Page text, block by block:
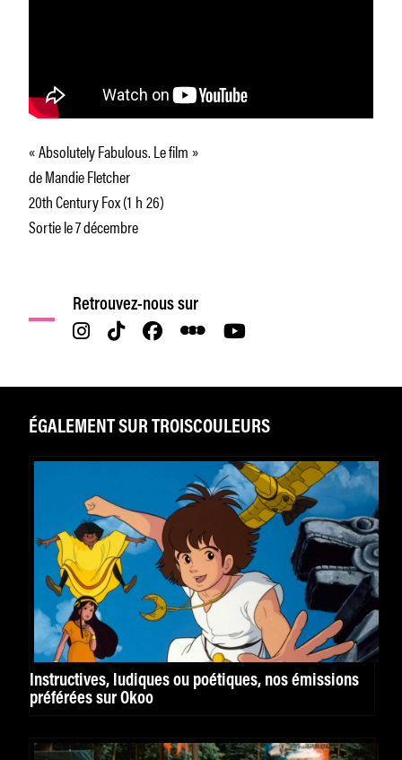
« Absolutely Fabulous. Le film »
de Mandie Fletcher
20th Century Fox (1 h 26)
Sortie le 7 décembre
Retrouvez-nous sur
ÉGALEMENT SUR TROISCOULEURS
Instructives, ludiques ou poétiques, nos émissions
préférées sur Okoo